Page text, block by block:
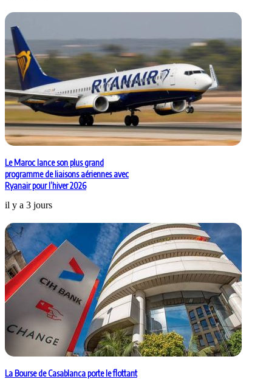
Le Maroc lance son plus grand
programme de liaisons aériennes avec
Ryanair pour l’hiver 2026
il y a 3 jours
La Bourse de Casablanca porte le flottant